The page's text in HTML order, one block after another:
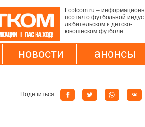
Footcom.ru –
портал о футбольной
любительском и детско-
юношеском футболе.
новости анонсы
Поделиться: